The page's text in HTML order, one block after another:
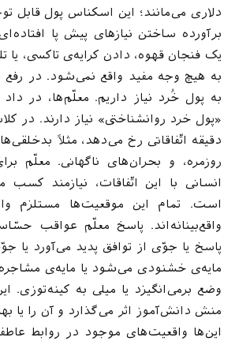
دلاری می‌مانند؛ این اسکناس پول قابل
برآورده ساختن نیازهای پیش پا
یک فنجان قهوه، دادن کرایه‌ی تاکسی، یا
به هیچ وجه مفید واقع نمی‌شود. در رفع
به پول خُرد نیاز داریم. معلّم‌ها، در
«پول خرد روانشناختی» نیاز دارند. در
دقیقه اتّفاقاتی رخ می‌دهد، مثلاً
روزمره، و بحران‌های ناگهانی. معلّم
انسانی با این اتّفاقات، نیازمند کسب
است. تمام این موقعیت‌ها مستلزم
واقع‌بینانه‌اند. پاسخ معلّم عواقب
پاسخ یا جوّی از توافق پدید می‌آورد یا
مایه‌ی خشنودی می‌شود یا مایه‌ی
وضع برمی‌انگیزد یا میلی به کینه‌توزی.
منش دانش‌آموز اثر می‌گذارد و آن را یا
این‌ها واقعیت‌های موجود در روابط